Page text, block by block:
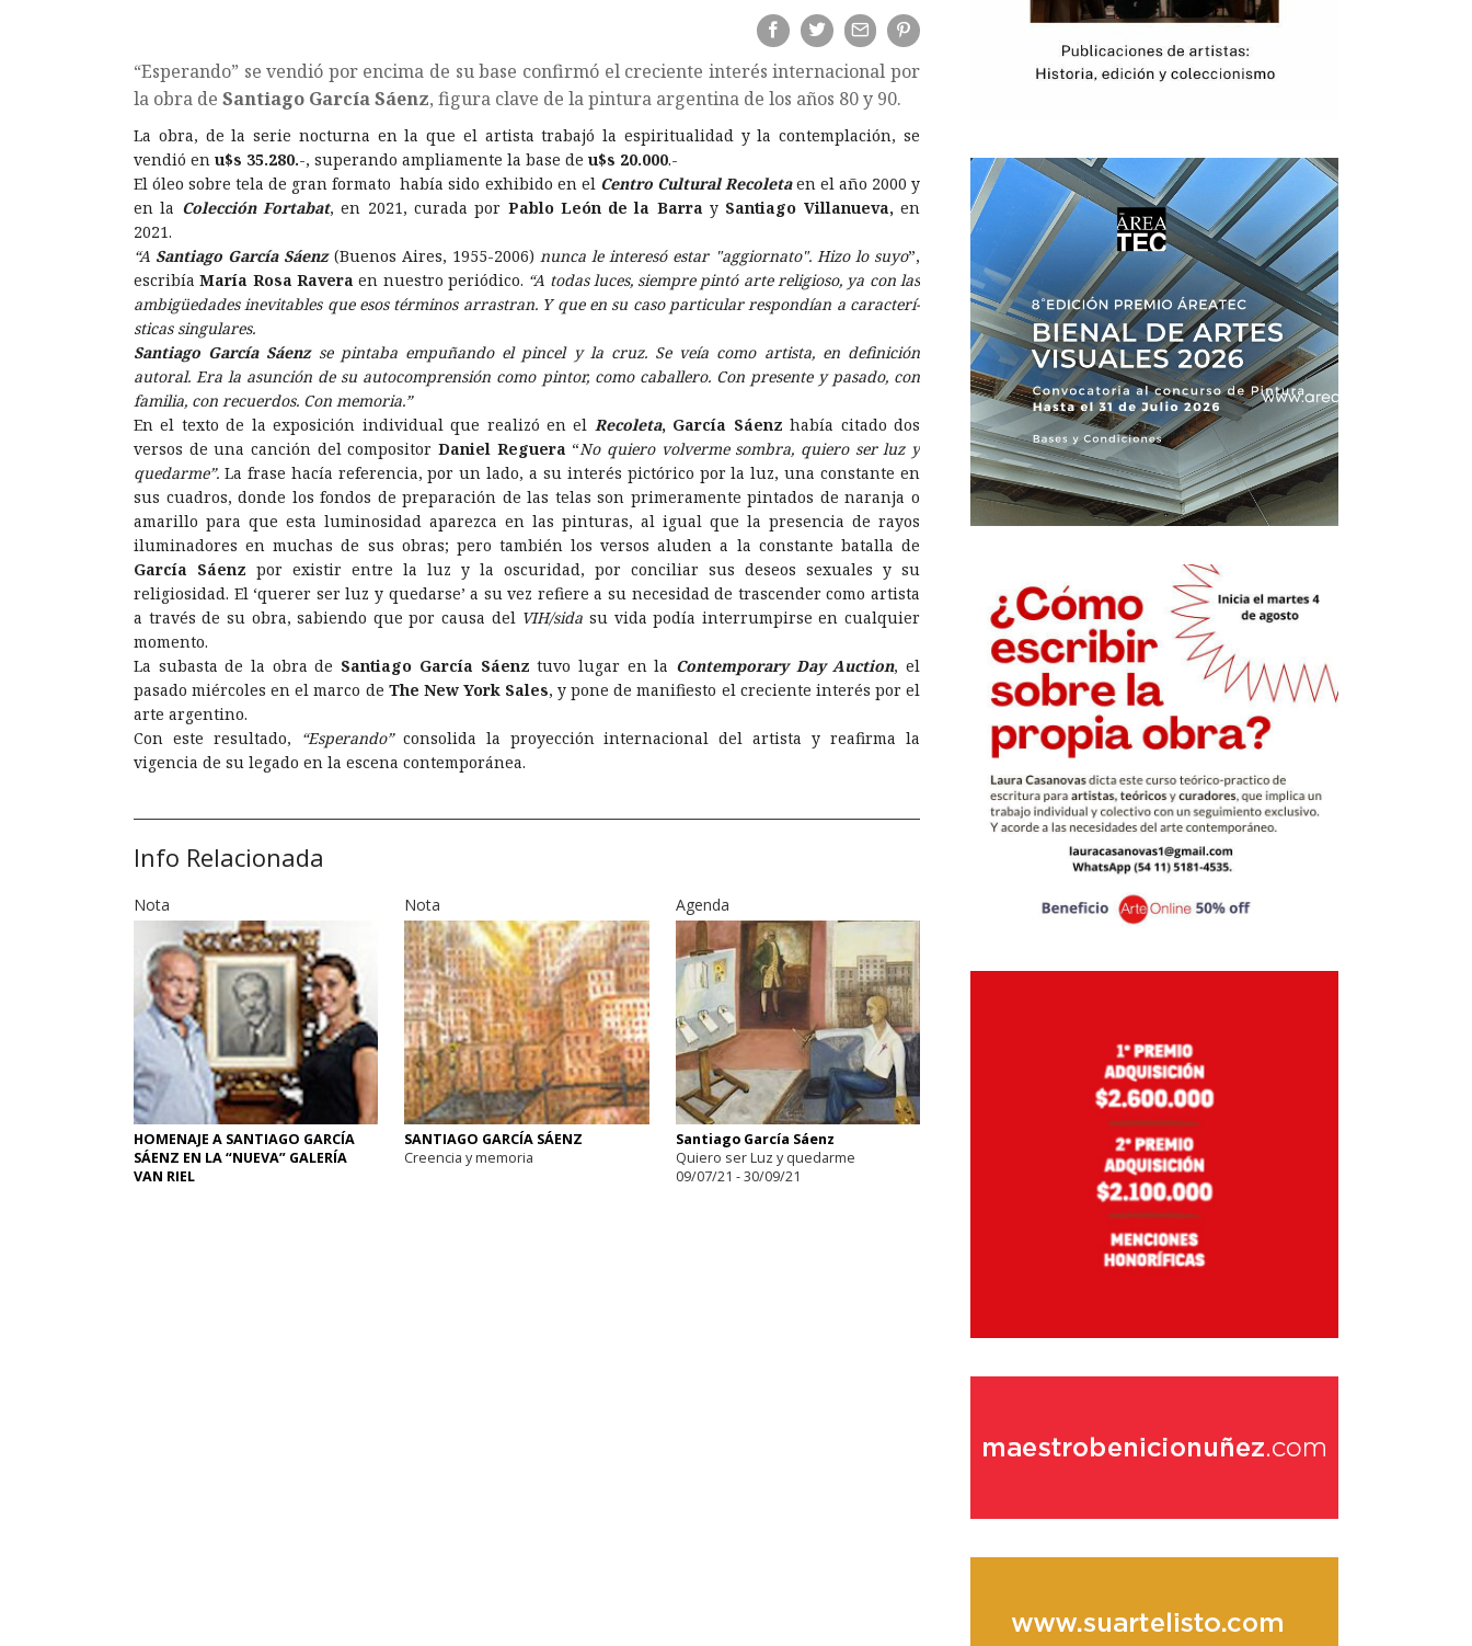
“Esperando” se vendió por encima de su base confirmó el creciente interés internacional por
la obra de Santiago García Sáenz, figura clave de la pintura argentina de los años 80 y 90.
La obra, de la serie nocturna en la que el artista trabajó la espiritualidad y la contemplación, se
vendió en u$s 35.280.-, superando ampliamente la base de u$s 20.000.-
El óleo sobre tela de gran formato había sido exhibido en el Centro Cultural Recoletaen el año 2000 y
en la Colección Fortabat, en 2021, curada por Pablo León de la Barra y Santiago Villanueva, en
2021.
“A Santiago Garcí­a Sáenz(Buenos Aires, 1955-2006) nunca le interesó estar "aggiornato". Hizo lo suyo”,
escribíaMaría Rosa Ravera en nuestro periódico. “A todas luces, siempre pintó arte religioso, ya con las
ambigüedades inevitables que esos términos arrastran. Y que en su caso particular respondí­an a caracterí­
sticas singulares.
Santiago Garcí­a Sáenzse pintaba empuñando el pincel y la cruz. Se veí­a como artista, en definición
autoral. Era la asunción de su autocomprensión como pintor, como caballero. Con presente y pasado, con
familia, con recuerdos. Con memoria.”
En el texto de la exposición individual que realizó en el Recoleta, García Sáenz había citado dos
versos de una canción del compositor Daniel Reguera “No quiero volverme sombra, quiero ser luz y
quedarme”. La frase hacía referencia, por un lado, a su interés pictórico por la luz, una constante en
sus cuadros, donde los fondos de preparación de las telas son primeramente pintados de naranja o
amarillo para que esta luminosidad aparezca en las pinturas, al igual que la presencia de rayos
iluminadores en muchas de sus obras; pero también los versos aluden a la constante batalla de
García Sáenz por existir entre la luz y la oscuridad, por conciliar sus deseos sexuales y su
religiosidad. El ‘querer ser luz y quedarse’ a su vez refiere a su necesidad de trascender como artista
a través de su obra, sabiendo que por causa del VIH/sida su vida podía interrumpirse en cualquier
momento.
La subasta de la obra de Santiago García Sáenz tuvo lugar en la Contemporary Day Auction, el
pasado miércoles en el marco de The New York Sales, y pone de manifiesto el creciente interés por el
arte argentino.
Con este resultado,
“Esperando”consolida la proyección internacional del artista y reafirma la
vigencia de su legado en la escena contemporánea.
Info Relacionada
Nota
HOMENAJE A SANTIAGO GARCÍA
SÁENZ EN LA “NUEVA” GALERÍA
VAN RIEL
Nota
SANTIAGO GARCÍA SÁENZ
Creencia y memoria
Agenda
Santiago García Sáenz
Quiero ser Luz y quedarme
09/07/21 - 30/09/21